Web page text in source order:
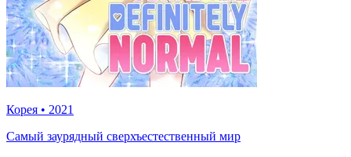
Корея • 2021
Самый заурядный сверхъестественный мир